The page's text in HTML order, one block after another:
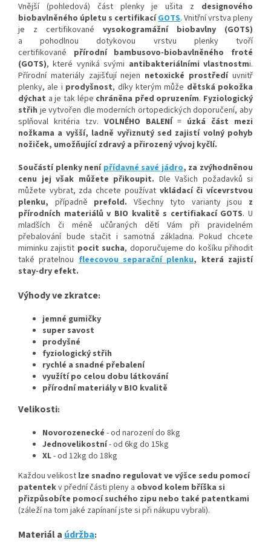
Vnější (pohledová) část plenky je ušita z designového
biobavlněného úpletu s certifikacíGOTS. Vnitřní vrstva pleny
je z certifikované vysokogramážní biobavlny (GOTS)
a pohodlnoudotykovou vrstvu plenky tvoří
certifikované přírodní bambusovo-biobavlněného froté
(GOTS), které vyniká svými antibakteriálními vlastnostmi.
Přírodní materiály zajišťují nejen netoxické prostředíuvnitř
plenky, ale i prodyšnost, díky kterýmmůže dětská pokožka
dýchat a je tak lépe chráněna před opruzením. Fyziologický
střih je vytvořen dle moderních ortopedických doporučení, aby
splňoval kritéria tzv. VOLNÉHO BALENÍ= úzká část mezi
nožkama a vyšší, ladně vyřiznutý sed zajistí volný pohyb
nožiček, umožňující zdravý a přirozený vývoj kyčlí.
Součástí plenky není přídavné savé jádro, za zvýhodněnou
cenu jej však můžete přikoupit. Dle Vašich požadavků si
můžete vybrat, zda chcete používat vkládací či vícevrstvou
plenku, případně prefold. Všechny tyto varianty jsou z
přírodních materiálů v BIO kvalitě s certifiakací GOTS. U
mladších či méně učůraných dětí Vám při pravidelném
přebalování bude stačit i samotná základna. Pokud chcete
miminku zajistit pocit sucha, doporučujeme do košíku přihodit
také pratelnoufleecovou separační plenku, která zajistí
stay-dry efekt.
Výhody ve zkratce:
jemné gumičky
super savost
prodyšné
fyziologický střih
rychlé a snadné přebalení
využítí po celou dobu látkování
přírodní materiály v BIO kvalitě
Velikosti:
Novorozenecké - od narození do 8kg
Jednovelikostní- od 6kg do 15kg
XL- od 12kg do 18kg
Každou velikost lze snadno regulovat ve výšce sedu pomocí
patentekv přední části pleny a obvod kolem bříška si
přizpůsobíte pomocí suchého zipu nebo také patentkami
(záleží na tom jaké zapínaní jste si při nákupu vybrali).
Materiál aúdržba: